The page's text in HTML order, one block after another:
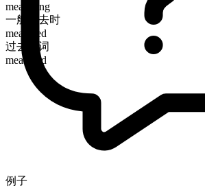
measuring
一般过去时
measured
过去分词
measured
例子